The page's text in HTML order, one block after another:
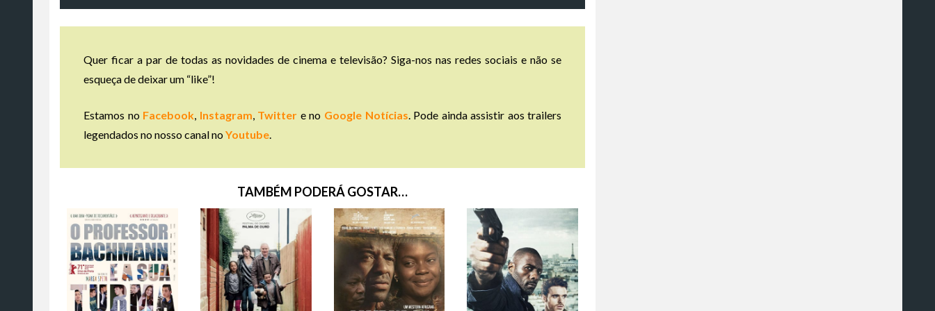
Quer ficar a par de todas as novidades de cinema e televisão? Siga-nos nas redes sociais e não se
esqueça de deixar um “like”!
Estamos no Facebook, Instagram, Twitter e no Google Notícias. Pode ainda assistir aos trailers
legendados no nosso canal noYoutube.
TAMBÉM PODERÁ GOSTAR…